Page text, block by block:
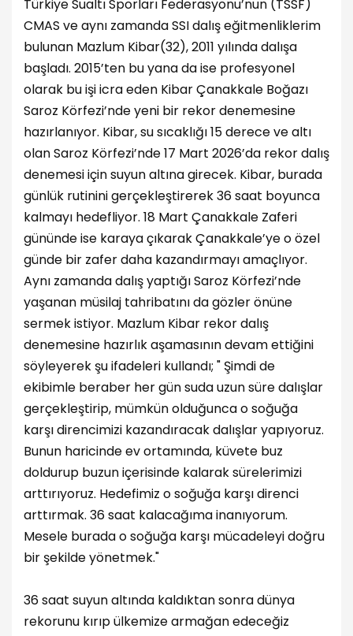
Türkiye Sualtı Sporları Federasyonu’nun (TSSF)
CMAS ve aynı zamanda SSI dalış eğitmenliklerim
bulunan Mazlum Kibar(32), 2011 yılında dalışa
başladı. 2015’ten bu yana da ise profesyonel
olarak bu işi icra eden Kibar Çanakkale Boğazı
Saroz Körfezi’nde yeni bir rekor denemesine
hazırlanıyor. Kibar, su sıcaklığı 15 derece ve altı
olan Saroz Körfezi’nde 17 Mart 2026’da rekor dalış
denemesi için suyun altına girecek. Kibar, burada
günlük rutinini gerçekleştirerek 36 saat boyunca
kalmayı hedefliyor. 18 Mart Çanakkale Zaferi
gününde ise karaya çıkarak Çanakkale’ye o özel
günde bir zafer daha kazandırmayı amaçlıyor.
Aynı zamanda dalış yaptığı Saroz Körfezi’nde
yaşanan müsilaj tahribatını da gözler önüne
sermek istiyor. Mazlum Kibar rekor dalış
denemesine hazırlık aşamasının devam ettiğini
söyleyerek şu ifadeleri kullandı; " Şimdi de
ekibimle beraber her gün suda uzun süre dalışlar
gerçekleştirip, mümkün olduğunca o soğuğa
karşı direncimizi kazandıracak dalışlar yapıyoruz.
Bunun haricinde ev ortamında, küvete buz
doldurup buzun içerisinde kalarak sürelerimizi
arttırıyoruz. Hedefimiz o soğuğa karşı direnci
arttırmak. 36 saat kalacağıma inanıyorum.
Mesele burada o soğuğa karşı mücadeleyi doğru
bir şekilde yönetmek."
36 saat suyun altında kaldıktan sonra dünya
rekorunu kırıp ülkemize armağan edeceğiz